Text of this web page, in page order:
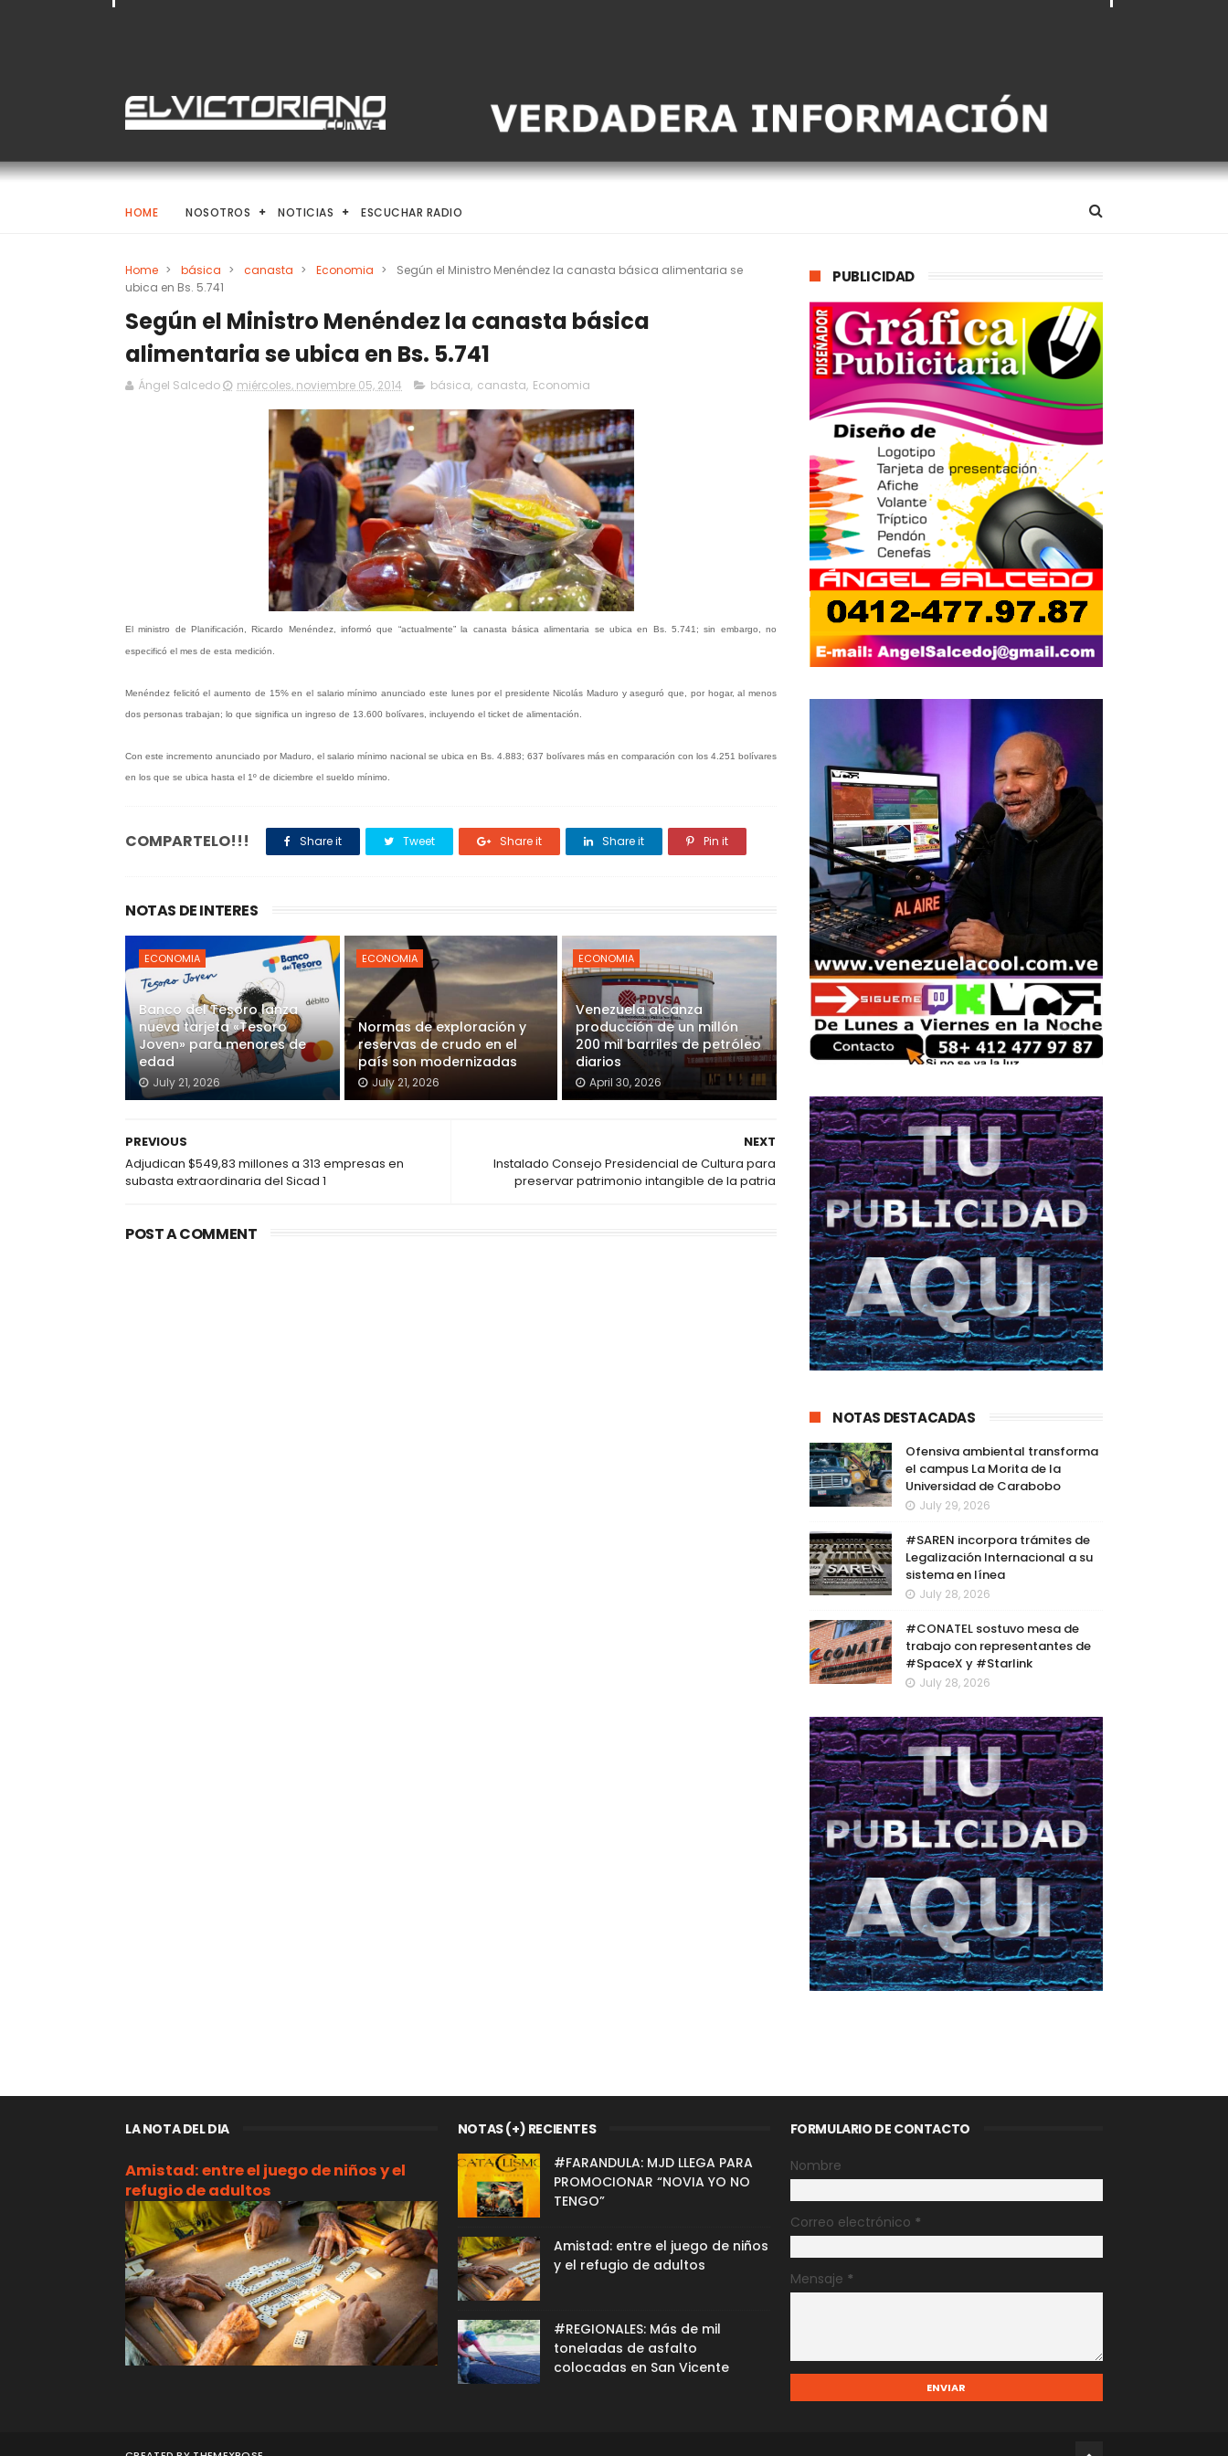
HOME NOSOTROS NOTICIAS ESCUCHAR RADIO
Home > básica > canasta > Economia >
Según el Ministro Menéndez la canasta básica alimentaria se
ubica en Bs. 5.741
Según el Ministro Menéndez la canasta básica
alimentaria se ubica en Bs. 5.741
Ángel Salcedo miércoles, noviembre 05, 2014 básica, canasta, Economia
El ministro de Planificación, Ricardo Menéndez, informó que “actualmente” la canasta básica alimentaria se ubica en Bs. 5.741; sin embargo, no
especificó el mes de esta medición.
Menéndez felicitó el aumento de 15% en el salario mínimo anunciado este lunes por el presidente Nicolás Maduro y aseguró que, por hogar, al menos
dos personas trabajan; lo que significa un ingreso de 13.600 bolívares, incluyendo el ticket de alimentación.
Con este incremento anunciado por Maduro, el salario mínimo nacional se ubica en Bs. 4.883; 637 bolívares más en comparación con los 4.251 bolívares
en los que se ubica hasta el 1º de diciembre el sueldo mínimo.
COMPARTELO!!! Share it Tweet Share it Share it Pin it
NOTAS DE INTERES
ECONOMIA
Banco del Tesoro lanza
nueva tarjeta «Tesoro
Joven» para menores de
edad
July 21, 2026
ECONOMIA
Normas de exploración y
reservas de crudo en el
país son modernizadas
July 21, 2026
ECONOMIA
Venezuela alcanza
producción de un millón
200 mil barriles de petróleo
diarios
April 30, 2026
NEXT
Instalado Consejo Presidencial de Cultura para
preservar patrimonio intangible de la patria
PREVIOUS
Adjudican $549,83 millones a 313 empresas en
subasta extraordinaria del Sicad 1
POST A COMMENT
PUBLICIDAD
NOTAS DESTACADAS
Ofensiva ambiental transforma
el campus La Morita de la
Universidad de Carabobo
July 29, 2026
#SAREN incorpora trámites de
Legalización Internacional a su
sistema en línea
July 28, 2026
#CONATEL sostuvo mesa de
trabajo con representantes de
#SpaceX y #Starlink
July 28, 2026
LA NOTA DEL DIA
Amistad: entre el juego de niños y el
refugio de adultos
NOTAS (+) RECIENTES
#FARANDULA: MJD LLEGA PARA
PROMOCIONAR “NOVIA YO NO
TENGO”
Amistad: entre el juego de niños
y el refugio de adultos
#REGIONALES: Más de mil
toneladas de asfalto
colocadas en San Vicente
FORMULARIO DE CONTACTO
Nombre
Correo electrónico *
Mensaje *